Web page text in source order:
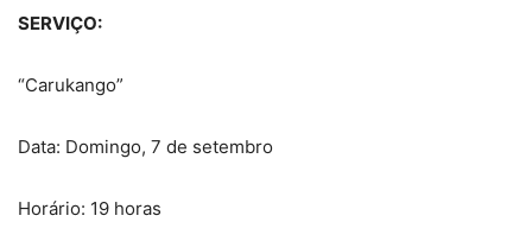
SERVIÇO:
“Carukango”
Data: Domingo, 7 de setembro
Horário: 19 horas